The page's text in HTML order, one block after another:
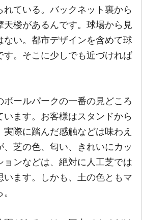
れている。バックネット裏から
天楼があるんです。球場から見
ない。都市デザインを含めて球
す。そこに少しでも近づければ
ールパークの一番の見どころ
います。お客様はスタンドから
実際に踏んだ感触などは味わえ
、芝の色、匂い、きれいにカッ
ョンなどは、絶対に人工芝では
います。しかも、土の色ともマ